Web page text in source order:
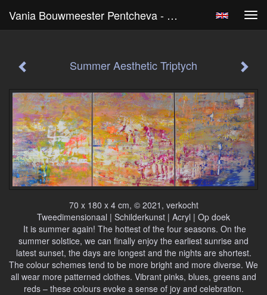
Vania Bouwmeester Pentcheva - Summer Aesthetic Triptych
Summer Aesthetic Triptych
70 x 180 x 4 cm, © 2021, verkocht
Tweedimensionaal | Schilderkunst | Acryl | Op doek
It is summer again! The hottest of the four seasons. On the
summer solstice, we can finally enjoy the earliest sunrise and
latest sunset, the days are longest and the nights are shortest.
The colour schemes tend to be more bright and more diverse. We
all wear more patterned clothes. Vibrant pinks, blues, greens and
reds – these colours evoke a sense of joy and celebration.